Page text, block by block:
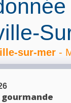
sur-mer -
gourmande